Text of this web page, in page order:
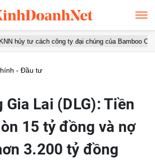
công ty đại chúng của Bamboo Capital và BCG
- Đầu tư
Lai (DLG): Tiền
15 tỷ đồng và nợ
3.200 tỷ đồng